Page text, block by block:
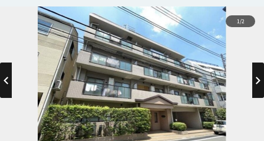
1/2